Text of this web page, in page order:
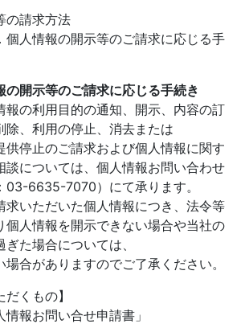
の請求方法
情報の開示等のご請求に応じる手
の開示等のご請求に応じる手続き
報の利用目的の通知、開示、内容の訂
除、利用の停止、消去または
供停止のご請求および個人情報に関す
談については、個人情報お問い合わせ
03-6635-7070）にて承ります。
求いただいた個人情報につき、法令等
個人情報を開示できない場合や当社の
た場合については、
場合がありますのでご了承ください。
だくもの】
情報お問い合せ申請書」